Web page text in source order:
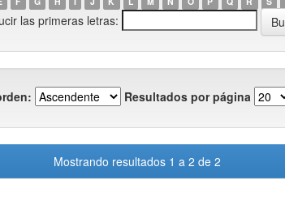
las primeras letras:
Resultados por página
Mostrando resultados 1 a 2 de 2